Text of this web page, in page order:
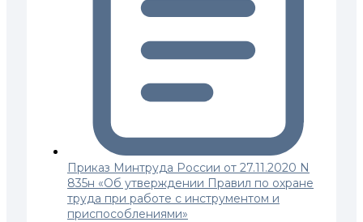
Приказ Минтруда России от 27.11.2020 N
835н «Об утверждении Правил по охране
труда при работе с инструментом и
приспособлениями»